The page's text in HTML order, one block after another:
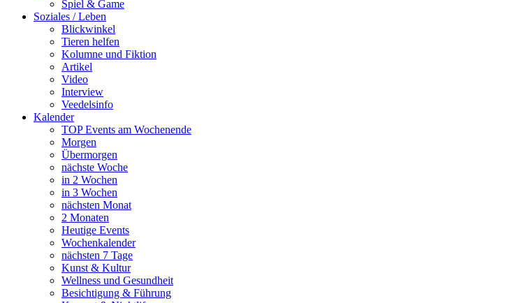
Spiel & Game
Soziales / Leben
Blickwinkel
Tieren helfen
Kolumne und Fiktion
Artikel
Video
Interview
Veedelsinfo
Kalender
TOP Events am Wochenende
Morgen
Übermorgen
nächste Woche
in 2 Wochen
in 3 Wochen
nächsten Monat
2 Monaten
Heutige Events
Wochenkalender
nächsten 7 Tage
Kunst & Kultur
Wellness und Gesundheit
Besichtigung & Führung